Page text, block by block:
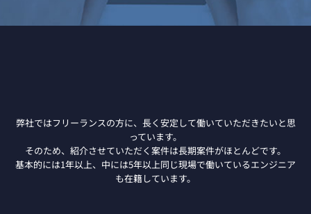
弊社ではフリーランスの方に、長く安定して働いていただきたいと思
っています。
そのため、紹介させていただく案件は長期案件がほとんどです。
基本的には1年以上、中には5年以上同じ現場で働いているエンジニア
も在籍しています。